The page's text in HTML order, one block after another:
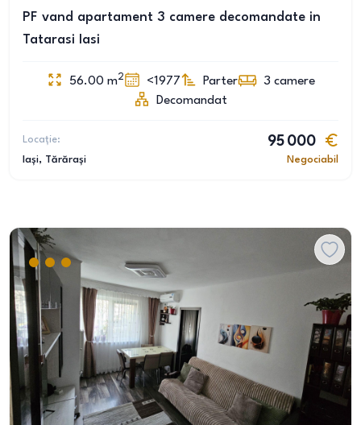
PF vand apartament 3 camere decomandate in
Tatarasi Iasi
56.00 m2 <1977 Parter 3 camere
Decomandat
Locație:
Iași, Tărărași
95 000
Negociabil